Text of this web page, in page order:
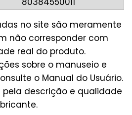
no site são meramente
não corresponder com
real do produto.
sobre o manuseio e
o Manual do Usuário.
pela descrição e qualidade